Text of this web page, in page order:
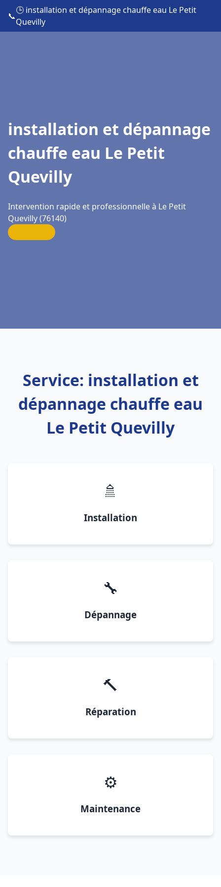
📞
🕒 installation et dépannage chauffe eau Le Petit
Quevilly
installation et dépannage
chauffe eau Le Petit
Quevilly
Intervention rapide et professionnelle à Le Petit
Quevilly (76140)
Service: installation et
dépannage chauffe eau
Le Petit Quevilly
🚿
Installation
🔧
Dépannage
🔨
Réparation
⚙️
Maintenance